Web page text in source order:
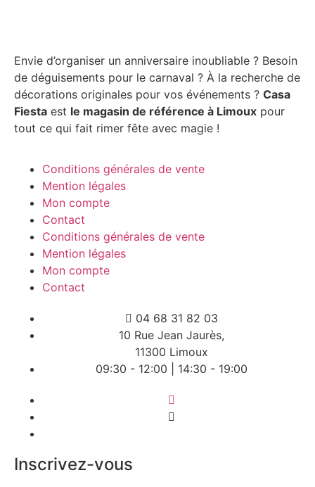
Envie d’organiser un anniversaire inoubliable ? Besoin
de déguisements pour le carnaval ? À la recherche de
décorations originales pour vos événements ? Casa
Fiesta est le magasin de référence à Limoux pour
tout ce qui fait rimer fête avec magie !
Conditions générales de vente
Mention légales
Mon compte
Contact
Conditions générales de vente
Mention légales
Mon compte
Contact
04 68 31 82 03
10 Rue Jean Jaurès,
11300 Limoux
09:30 - 12:00 | 14:30 - 19:00
Inscrivez-vous